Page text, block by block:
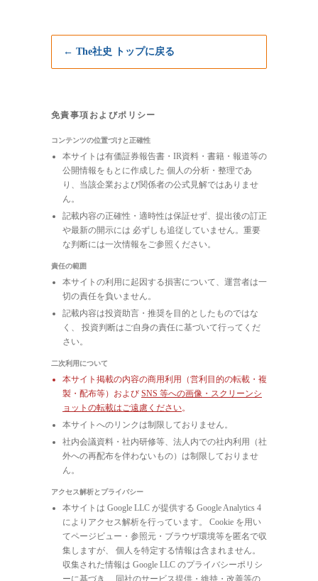
← The社史 トップに戻る
免責事項およびポリシー
コンテンツの位置づけと正確性
本サイトは有価証券報告書・IR資料・書籍・報道等の
公開情報をもとに作成した 個人の分析・整理であ
り、当該企業および関係者の公式見解ではありませ
ん。
記載内容の正確性・適時性は保証せず、提出後の訂正
や最新の開示には 必ずしも追従していません。重要
な判断には一次情報をご参照ください。
責任の範囲
本サイトの利用に起因する損害について、運営者は一
切の責任を負いません。
記載内容は投資助言・推奨を目的としたものではな
く、 投資判断はご自身の責任に基づいて行ってくだ
さい。
二次利用について
本サイト掲載の内容の商用利用（営利目的の転載・複
製・配布等）および SNS 等への画像・スクリーンシ
ョットの転載はご遠慮ください。
本サイトへのリンクは制限しておりません。
社内会議資料・社内研修等、法人内での社内利用（社
外への再配布を伴わないもの）は制限しておりませ
ん。
アクセス解析とプライバシー
本サイトは Google LLC が提供する Google Analytics 4
によりアクセス解析を行っています。 Cookie を用い
てページビュー・参照元・ブラウザ環境等を匿名で収
集しますが、 個人を特定する情報は含まれません。
収集された情報は Google LLC のプライバシーポリシ
ーに基づき、 同社のサービス提供・維持・改善等の